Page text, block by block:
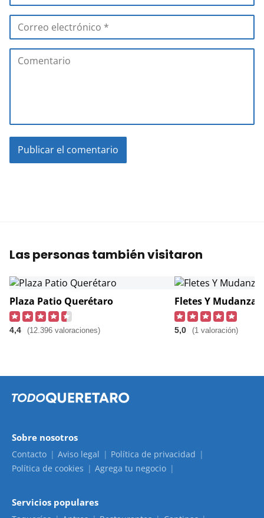
Las personas también visitaron
Plaza Patio Querétaro
4,4 (12.396 valoraciones)
Fletes Y Mudanzas
5,0 (1 valoración)
Sobre nosotros
Contacto Aviso legal
Política de privacidad
Política de cookies
Agrega tu negocio
Servicios populares